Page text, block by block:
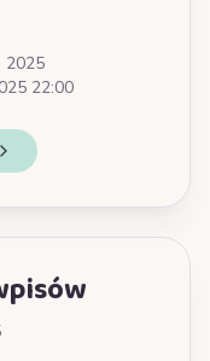
2025
22:00